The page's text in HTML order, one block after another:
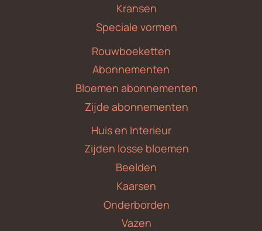
Kransen
Speciale vormen
Rouwboeketten
Abonnementen
Bloemen abonnementen
Zijde abonnementen
Huis en Interieur
Zijden losse bloemen
Beelden
Kaarsen
Onderborden
Vazen